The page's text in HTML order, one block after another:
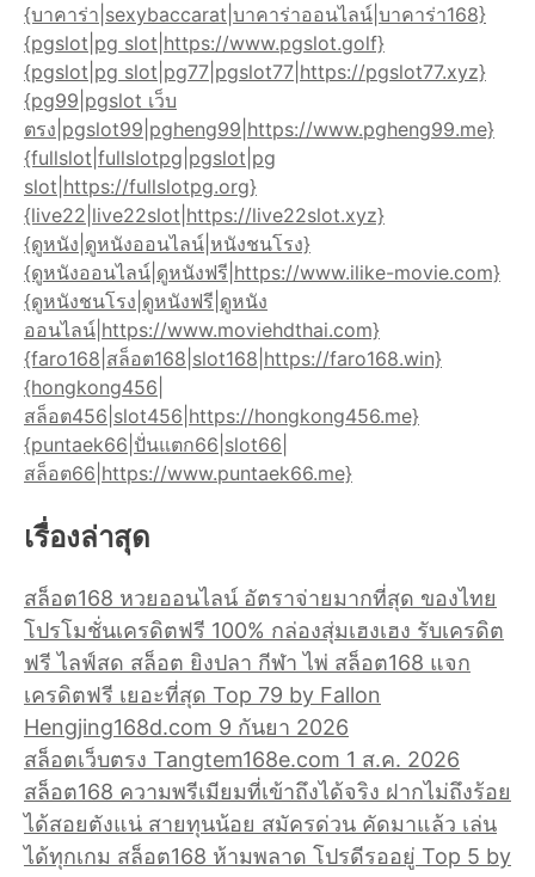
{บาคาร่า|sexybaccarat|บาคาร่าออนไลน์|บาคาร่า168}
{pgslot|pg slot|https://www.pgslot.golf}
{pgslot|pg slot|pg77|pgslot77|https://pgslot77.xyz}
{pg99|pgslot เว็บ
ตรง|pgslot99|pgheng99|https://www.pgheng99.me}
{fullslot|fullslotpg|pgslot|pg
slot|https://fullslotpg.org}
{live22|live22slot|https://live22slot.xyz}
{ดูหนัง|ดูหนังออนไลน์|หนังชนโรง}
{ดูหนังออนไลน์|ดูหนังฟรี|https://www.ilike-movie.com}
{ดูหนังชนโรง|ดูหนังฟรี|ดูหนัง
ออนไลน์|https://www.moviehdthai.com}
{faro168|สล็อต168|slot168|https://faro168.win}
{hongkong456|
สล็อต456|slot456|https://hongkong456.me}
{puntaek66|ปั่นแตก66|slot66|
สล็อต66|https://www.puntaek66.me}
เรื่องล่าสุด
สล็อต168 หวยออนไลน์ อัตราจ่ายมากที่สุด ของไทย
โปรโมชั่นเครดิตฟรี 100% กล่องสุ่มเฮงเฮง รับเครดิต
ฟรี ไลฟ์สด สล็อต ยิงปลา กีฬา ไพ่ สล็อต168 แจก
เครดิตฟรี เยอะที่สุด Top 79 by Fallon
Hengjing168d.com 9 กันยา 2026
สล็อตเว็บตรง Tangtem168e.com 1 ส.ค. 2026
สล็อต168 ความพรีเมียมที่เข้าถึงได้จริง ฝากไม่ถึงร้อย
ได้สอยตังแน่ สายทุนน้อย สมัครด่วน คัดมาแล้ว เล่น
ได้ทุกเกม สล็อต168 ห้ามพลาด โปรดีรออยู่ Top 5 by